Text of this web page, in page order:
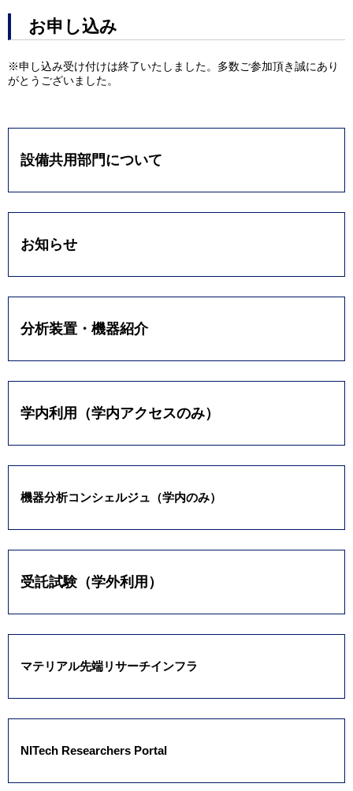
お申し込み
※申し込み受け付けは終了いたしました。多数ご参加頂き誠にあり
がとうございました。
設備共用部門について
お知らせ
分析装置・機器紹介
学内利用（学内アクセスのみ）
機器分析コンシェルジュ（学内のみ）
受託試験（学外利用）
マテリアル先端リサーチインフラ
NITech Researchers Portal